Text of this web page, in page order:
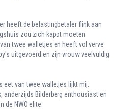
heeft de belastingbetaler flink aan
zou zich kapot moeten
twee walletjes en heeft vol verve
uitgevoerd en zijn vrouw veelvuldig
eet van twee walletjes lijkt mij.
anderzijds Bilderberg enthousiast en
de NWO elite.